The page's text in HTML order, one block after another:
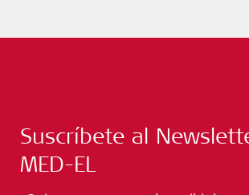
Suscríbete al
MED-EL